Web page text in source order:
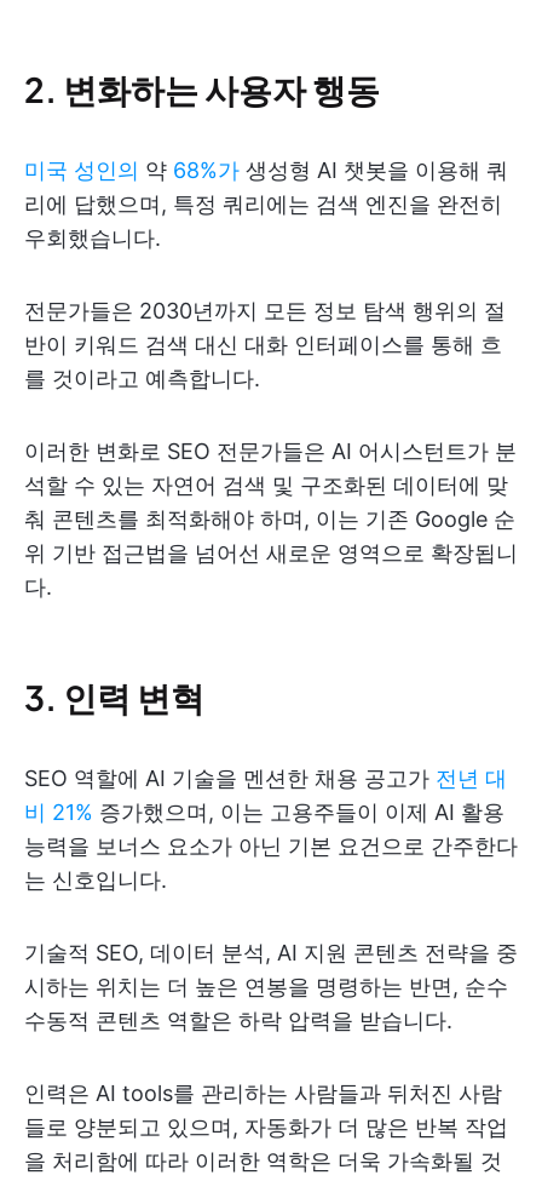
2. 변화하는 사용자 행동
미국 성인의 약 68%가 생성형 AI 챗봇을 이용해 쿼
리에 답했으며, 특정 쿼리에는 검색 엔진을 완전히
우회했습니다.
전문가들은 2030년까지 모든 정보 탐색 행위의 절
반이 키워드 검색 대신 대화 인터페이스를 통해 흐
를 것이라고 예측합니다.
이러한 변화로 SEO 전문가들은 AI 어시스턴트가 분
석할 수 있는 자연어 검색 및 구조화된 데이터에 맞
춰 콘텐츠를 최적화해야 하며, 이는 기존 Google 순
위 기반 접근법을 넘어선 새로운 영역으로 확장됩니
다.
3. 인력 변혁
SEO 역할에 AI 기술을 멘션한 채용 공고가 전년 대
비 21% 증가했으며, 이는 고용주들이 이제 AI 활용
능력을 보너스 요소가 아닌 기본 요건으로 간주한다
는 신호입니다.
기술적 SEO, 데이터 분석, AI 지원 콘텐츠 전략을 중
시하는 위치는 더 높은 연봉을 명령하는 반면, 순수
수동적 콘텐츠 역할은 하락 압력을 받습니다.
인력은 AI tools를 관리하는 사람들과 뒤처진 사람
들로 양분되고 있으며, 자동화가 더 많은 반복 작업
을 처리함에 따라 이러한 역학은 더욱 가속화될 것